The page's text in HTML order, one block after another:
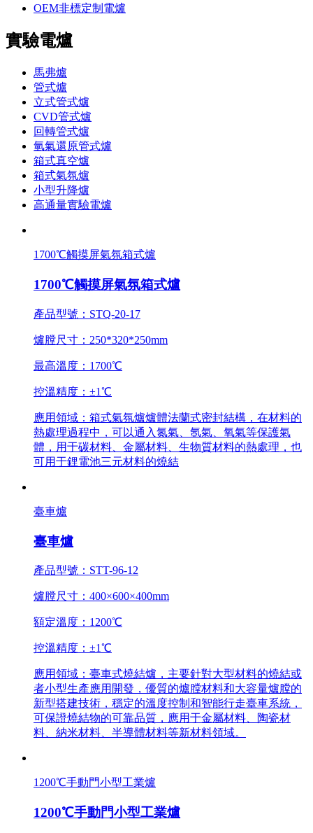
OEM非標定制電爐
實驗電爐
馬弗爐
管式爐
立式管式爐
CVD管式爐
回轉管式爐
氫氣還原管式爐
箱式真空爐
箱式氣氛爐
小型升降爐
高通量實驗電爐
1700℃觸摸屏氣氛箱式爐
1700℃觸摸屏氣氛箱式爐
產品型號：STQ-20-17
爐膛尺寸：250*320*250mm
最高溫度：1700℃
控溫精度：±1℃
應用領域：箱式氣氛爐爐體法蘭式密封結構，在材料的
熱處理過程中，可以通入氮氣、氬氣、氧氣等保護氣
體，用于碳材料、金屬材料、生物質材料的熱處理，也
可用于鋰電池三元材料的燒結
臺車爐
臺車爐
產品型號：STT-96-12
爐膛尺寸：400×600×400mm
額定溫度：1200℃
控溫精度：±1℃
應用領域：臺車式燒結爐，主要針對大型材料的燒結或
者小型生產應用開發，優質的爐膛材料和大容量爐膛的
新型搭建技術，穩定的溫度控制和智能行走臺車系統，
可保證燒結物的可靠品質，應用于金屬材料、陶瓷材
料、納米材料、半導體材料等新材料領域。
1200℃手動門小型工業爐
1200℃手動門小型工業爐